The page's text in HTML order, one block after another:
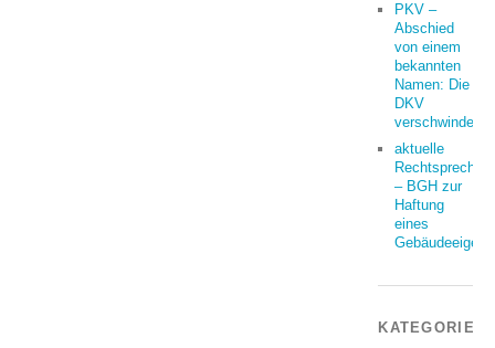
PKV –
Abschied
von einem
bekannten
Namen: Die
DKV
verschwindet
aktuelle
– BGH zur
Haftung
eines
KATEGORIEN